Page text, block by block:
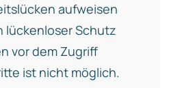
aufweisen
lückenloser Schutz
vor dem Zugriff
ist nicht möglich.